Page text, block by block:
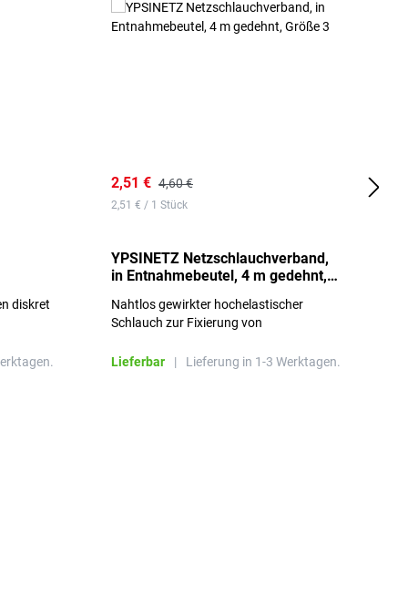
diskret
2,51 € 4,60 €
2,51 € / 1 Stück
YPSINETZ Netzschlauchverband,
in Entnahmebeutel, 4 m gedehnt,
Nahtlos gewirkter hochelastischer
Schlauch zur Fixierung von
Lieferbar
| Lieferung in 1-3 Werktagen.